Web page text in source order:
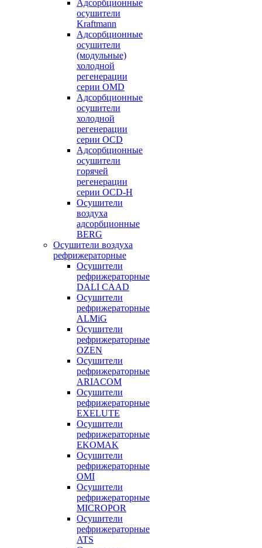
Адсорбционные
осушители
Kraftmann
Адсорбционные
осушители
(модульные)
холодной
регенерации
серии OMD
Адсорбционные
осушители
холодной
регенерации
серии OCD
Адсорбционные
осушители
горячей
регенерации
серии OСD-H
Осушители
воздуха
адсорбционные
BERG
Осушители воздуха
рефрижераторные
Осушители
рефрижераторные
DALI CAAD
Осушители
рефрижераторные
ALMiG
Осушители
рефрижераторные
OZEN
Осушители
рефрижераторные
ARIACOM
Осушители
рефрижераторные
EXELUTE
Осушители
рефрижераторные
EKOMAK
Осушители
рефрижераторные
OMI
Осушители
рефрижераторные
MICROPOR
Осушители
рефрижераторные
ATS